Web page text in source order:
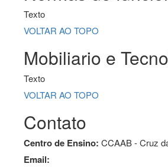
Texto
VOLTAR AO TOPO
Mobiliario e
Texto
VOLTAR AO TOPO
Contato
Centro de Ensino: CCAAB - Cruz
Email: